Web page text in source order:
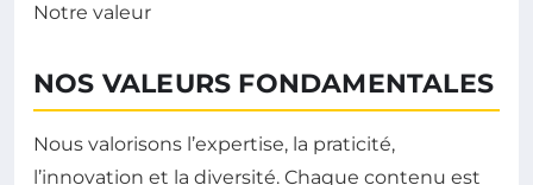
Notre valeur
NOS VALEURS FONDAMENTALES
Nous valorisons l’expertise, la praticité,
l’innovation et la diversité. Chaque contenu est